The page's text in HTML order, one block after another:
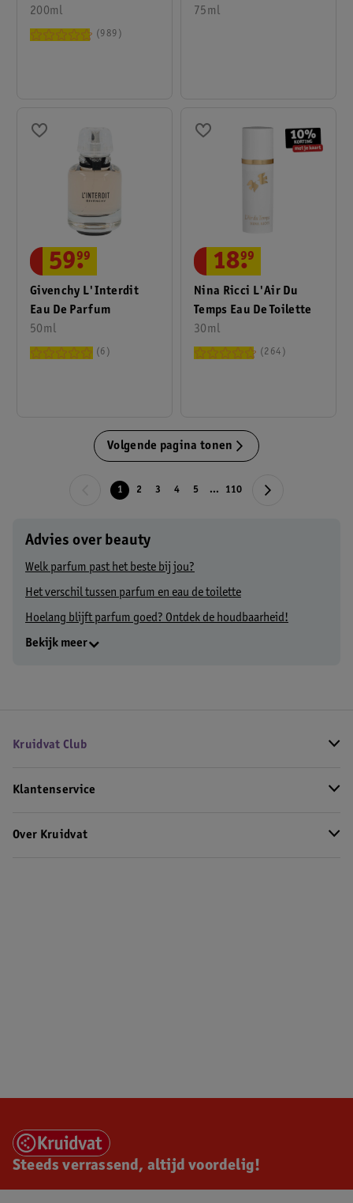
200ml
989
75ml
Givenchy L'Interdit
Eau De Parfum
50ml
59.
99
6
Nina Ricci L'Air Du
Temps Eau De Toilette
30ml
18.
99
264
Volgende pagina tonen
1 2 3 4 5 ... 110
Advies over beauty
Welk parfum past het beste bij jou?
Het verschil tussen parfum en eau de toilette
Hoelang blijft parfum goed? Ontdek de houdbaarheid!
Bekijk meer
Kruidvat Club
Klantenservice
Over Kruidvat
Steeds verrassend, altijd voordelig!